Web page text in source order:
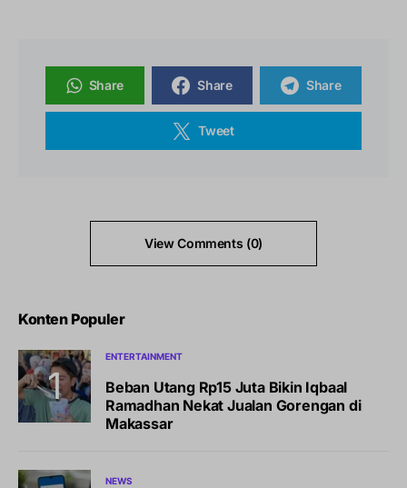
Share Share Share
Tweet
View Comments (0)
Konten Populer
ENTERTAINMENT
Beban Utang Rp15 Juta Bikin Iqbaal
Ramadhan Nekat Jualan Gorengan di
Makassar
NEWS